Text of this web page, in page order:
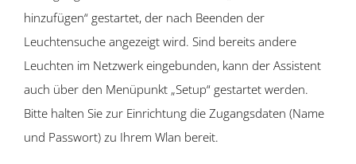
hinzufügen“ gestartet, der nach Beenden der
Leuchtensuche angezeigt wird. Sind bereits andere
Leuchten im Netzwerk eingebunden, kann der Assistent
auch über den Menüpunkt „Setup“ gestartet werden.
Bitte halten Sie zur Einrichtung die Zugangsdaten (Name
und Passwort) zu Ihrem Wlan bereit.